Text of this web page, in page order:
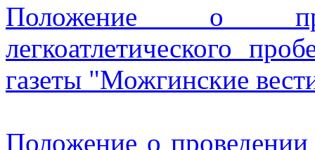
Положение о
легкоатлетического
газеты "Можгинские
Положение о